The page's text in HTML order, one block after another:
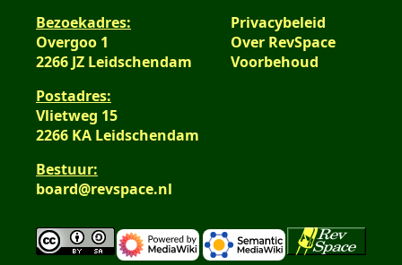
Bezoekadres:
Overgoo 1
2266 JZ Leidschendam
Postadres:
Vlietweg 15
2266 KA Leidschendam
Bestuur:
board@revspace.nl
Privacybeleid
Over RevSpace
Voorbehoud